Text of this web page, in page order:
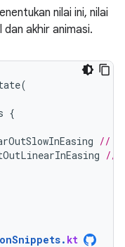
nilai ini, nilai
akhir animasi.
(
{
//
//
. kt